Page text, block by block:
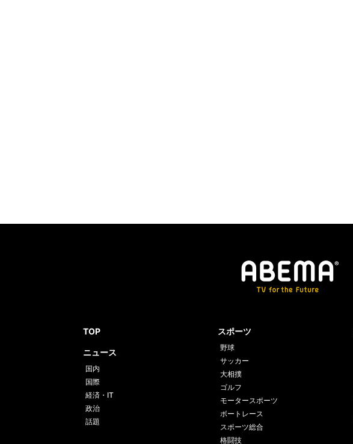
TOP
ニュース
国内
国際
経済・IT
政治
話題
スポーツ
野球
サッカー
大相撲
ゴルフ
モータースポーツ
ボートレース
スポーツ総合
格闘技